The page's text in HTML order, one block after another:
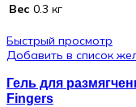
Вес 0.3 кг
Быстрый просмотр
Добавить в список
Гель для
Fingers